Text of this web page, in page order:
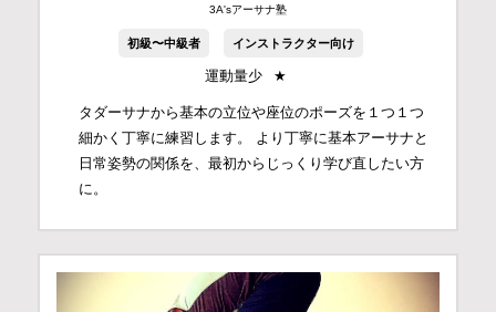
3A'sアーサナ塾
初級〜中級者 インストラクター向け
運動量少 ★
タダーサナから基本の立位や座位のポーズを１つ１つ
細かく丁寧に練習します。 より丁寧に基本アーサナと
日常姿勢の関係を、最初からじっくり学び直したい方
に。